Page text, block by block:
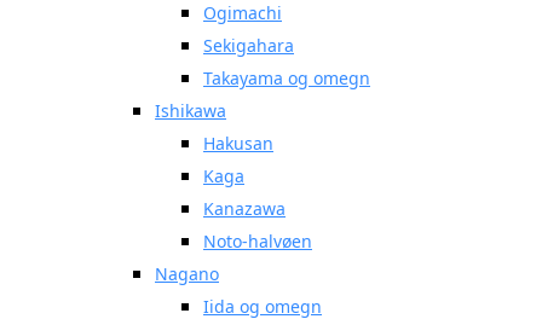
Ogimachi
Sekigahara
Takayama og omegn
Ishikawa
Hakusan
Kaga
Kanazawa
Noto-halvøen
Nagano
Iida og omegn